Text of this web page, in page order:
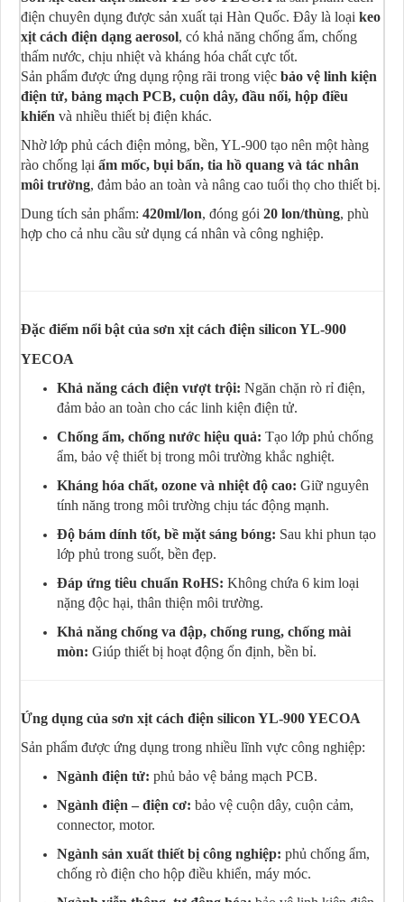
điện chuyên dụng được sản xuất tại Hàn Quốc. Đây là loại keo
xịt cách điện dạng aerosol, có khả năng chống ẩm, chống
thấm nước, chịu nhiệt và kháng hóa chất cực tốt.
Sản phẩm được ứng dụng rộng rãi trong việc bảo vệ linh kiện
điện tử, bảng mạch PCB, cuộn dây, đầu nối, hộp điều
khiển và nhiều thiết bị điện khác.
Nhờ lớp phủ cách điện mỏng, bền, YL-900 tạo nên một hàng
rào chống lại ẩm mốc, bụi bẩn, tia hồ quang và tác nhân
môi trường, đảm bảo an toàn và nâng cao tuổi thọ cho thiết bị.
Dung tích sản phẩm: 420ml/lon, đóng gói 20 lon/thùng, phù
hợp cho cả nhu cầu sử dụng cá nhân và công nghiệp.
Đặc điểm nổi bật của sơn xịt cách điện silicon YL-900
YECOA
Khả năng cách điện vượt trội: Ngăn chặn rò rỉ điện,
đảm bảo an toàn cho các linh kiện điện tử.
Chống ẩm, chống nước hiệu quả: Tạo lớp phủ chống
ẩm, bảo vệ thiết bị trong môi trường khắc nghiệt.
Kháng hóa chất, ozone và nhiệt độ cao: Giữ nguyên
tính năng trong môi trường chịu tác động mạnh.
Độ bám dính tốt, bề mặt sáng bóng: Sau khi phun tạo
lớp phủ trong suốt, bền đẹp.
Đáp ứng tiêu chuẩn RoHS: Không chứa 6 kim loại
nặng độc hại, thân thiện môi trường.
Khả năng chống va đập, chống rung, chống mài
mòn: Giúp thiết bị hoạt động ổn định, bền bỉ.
Ứng dụng của sơn xịt cách điện silicon YL-900 YECOA
Sản phẩm được ứng dụng trong nhiều lĩnh vực công nghiệp:
Ngành điện tử: phủ bảo vệ bảng mạch PCB.
Ngành điện – điện cơ: bảo vệ cuộn dây, cuộn cảm,
connector, motor.
Ngành sản xuất thiết bị công nghiệp: phủ chống ẩm,
chống rò điện cho hộp điều khiển, máy móc.